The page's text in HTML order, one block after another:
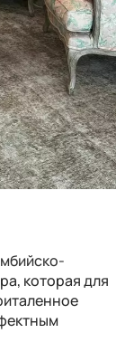
которая для